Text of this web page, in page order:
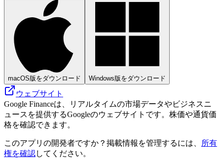
macOS版をダウンロード Windows版をダウンロード
ウェブサイト
Google Financeは、リアルタイムの市場データやビジネスニ
ュースを提供するGoogleのウェブサイトです。株価や通貨価
格を確認できます。
このアプリの開発者ですか？掲載情報を管理するには、
所有
権を確認してください。